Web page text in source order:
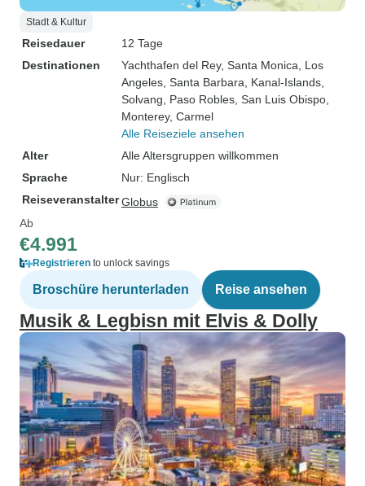
Stadt & Kultur
Reisedauer
12 Tage
Destinationen
Yachthafen del Rey, Santa Monica , Los
Angeles , Santa Barbara , Kanal-Islands
Solvang , Paso Robles , San Luis Obispo
Monterey, Carmel
Alle Reiseziele ansehen
Alter
Alle Altersgruppen willkommen
Sprache
Nur: Englisch
ReiseveranstalterGlobus
Ab
€4.991
Registrieren to unlock savings
Broschüre herunterladen Reise ansehen
Musik & Legbisn mit Elvis & Dolly